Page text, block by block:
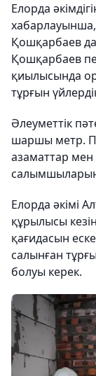
Елорда
хабарлауынша,
Қошқарбаев
Қошқарбаев
қиылысында
тұрғын
Әлеуметтік
шаршы метр.
азаматтар мен
Елорда әкімі
құрылысы
қағидасын
салынған
болуы керек.